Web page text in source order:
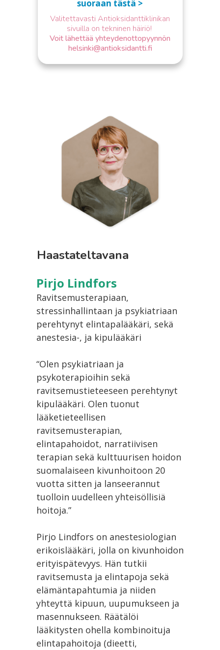
suoraan tästä >
Valitettavasti Antioksidanttiklinikan
sivuilla on tekninen häiriö!
Voit lähettää yhteydenottopyynnön
helsinki@antioksidantti.fi
Haastateltavana
Pirjo Lindfors
Ravitsemusterapiaan,
stressinhallintaan ja psykiatriaan
perehtynyt elintapalääkäri, sekä
anestesia-, ja kipulääkäri
“Olen psykiatriaan ja
psykoterapioihin sekä
ravitsemustieteeseen perehtynyt
kipulääkäri. Olen tuonut
lääketieteellisen
ravitsemusterapian,
elintapahoidot, narratiivisen
terapian sekä kulttuurisen hoidon
suomalaiseen kivunhoitoon 20
vuotta sitten ja lanseerannut
tuolloin uudelleen yhteisöllisiä
hoitoja.”
Pirjo Lindfors on anestesiologian
erikoislääkäri, jolla on kivunhoidon
erityispätevyys. Hän tutkii
ravitsemusta ja elintapoja sekä
elämäntapahtumia ja niiden
yhteyttä kipuun, uupumukseen ja
masennukseen. Räätälöi
lääkitysten ohella kombinoituja
elintapahoitoja (dieetti,